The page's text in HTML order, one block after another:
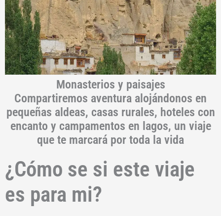
Monasterios y paisajes
Compartiremos aventura alojándonos en
pequeñas aldeas, casas rurales, hoteles con
encanto y campamentos en lagos, un viaje
que te marcará por toda la vida
¿Cómo se si este viaje
es para mi?